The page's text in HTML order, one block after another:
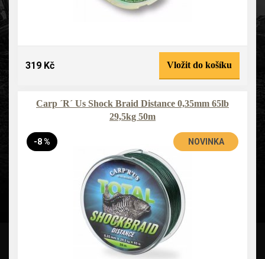
319 Kč Vložit do košíku
Carp ´R´ Us Shock Braid Distance 0,35mm 65lb
29,5kg 50m
-8 % NOVINKA